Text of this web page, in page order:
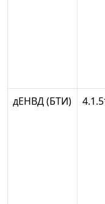
дЕНВД (БТИ)